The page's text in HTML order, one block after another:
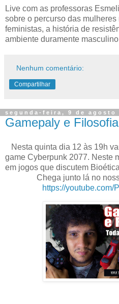
Live com as professoras
sobre o percurso das
feministas, a história de
ambiente duramente
Nenhum comentário:
Compartilhar
segunda-feira, 9 de agosto
Gamepaly e
Nesta quinta dia 12 às 19h
game Cyberpunk 2077. Neste
em jogos que discutem
Chega junto lá no
https://youtube.com/